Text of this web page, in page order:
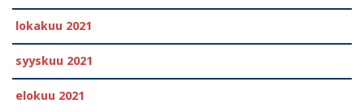
lokakuu 2021
syyskuu 2021
elokuu 2021